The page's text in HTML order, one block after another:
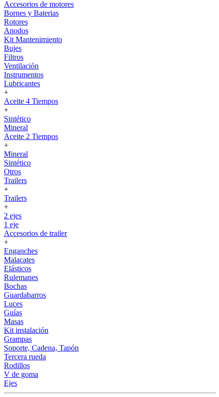
Accesorios de motores
Bornes y Baterias
Rotores
Anodos
Kit Mantenimiento
Bujes
Filtros
Ventilación
Instrumentos
Lubricantes
+
Aceite 4 Tiempos
+
Sintético
Mineral
Aceite 2 Tiempos
+
Mineral
Sintético
Otros
Trailers
+
Trailers
+
2 ejes
1 eje
Accesorios de trailer
+
Enganches
Malacates
Elásticos
Rulemanes
Bochas
Guardabarros
Luces
Guías
Masas
Kit instalación
Grampas
Soporte, Cadena, Tapón
Tercera rueda
Rodillos
V de goma
Ejes